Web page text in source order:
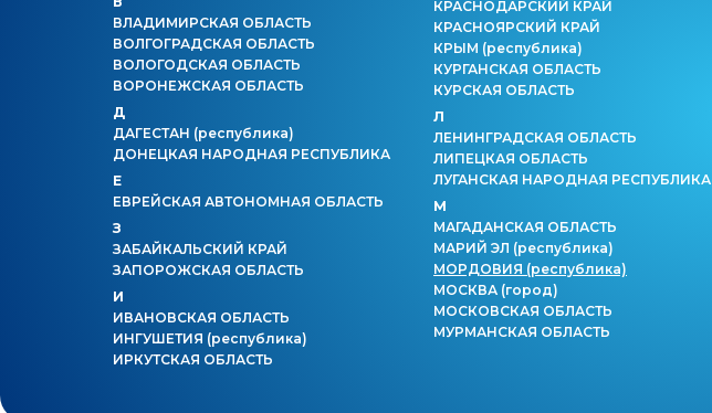
ВЛАДИМИРСКАЯ ОБЛАСТЬ
ВОЛГОГРАДСКАЯ ОБЛАСТЬ
ВОЛОГОДСКАЯ ОБЛАСТЬ
ВОРОНЕЖСКАЯ ОБЛАСТЬ
Д
ДАГЕСТАН (республика)
ДОНЕЦКАЯ НАРОДНАЯ РЕСПУБЛИКА
Е
ЕВРЕЙСКАЯ АВТОНОМНАЯ ОБЛАСТЬ
З
ЗАБАЙКАЛЬСКИЙ КРАЙ
ЗАПОРОЖСКАЯ ОБЛАСТЬ
И
ИВАНОВСКАЯ ОБЛАСТЬ
ИНГУШЕТИЯ (республика)
ИРКУТСКАЯ ОБЛАСТЬ
КРАСНОДАРСКИЙ КРАЙ
КРАСНОЯРСКИЙ КРАЙ
КРЫМ (республика)
КУРГАНСКАЯ ОБЛАСТЬ
КУРСКАЯ ОБЛАСТЬ
Л
ЛЕНИНГРАДСКАЯ ОБЛАСТЬ
ЛИПЕЦКАЯ ОБЛАСТЬ
ЛУГАНСКАЯ НАРОДНАЯ РЕСПУБЛИКА
М
МАГАДАНСКАЯ ОБЛАСТЬ
МАРИЙ ЭЛ (республика)
МОРДОВИЯ (республика)
МОСКВА (город)
МОСКОВСКАЯ ОБЛАСТЬ
МУРМАНСКАЯ ОБЛАСТЬ